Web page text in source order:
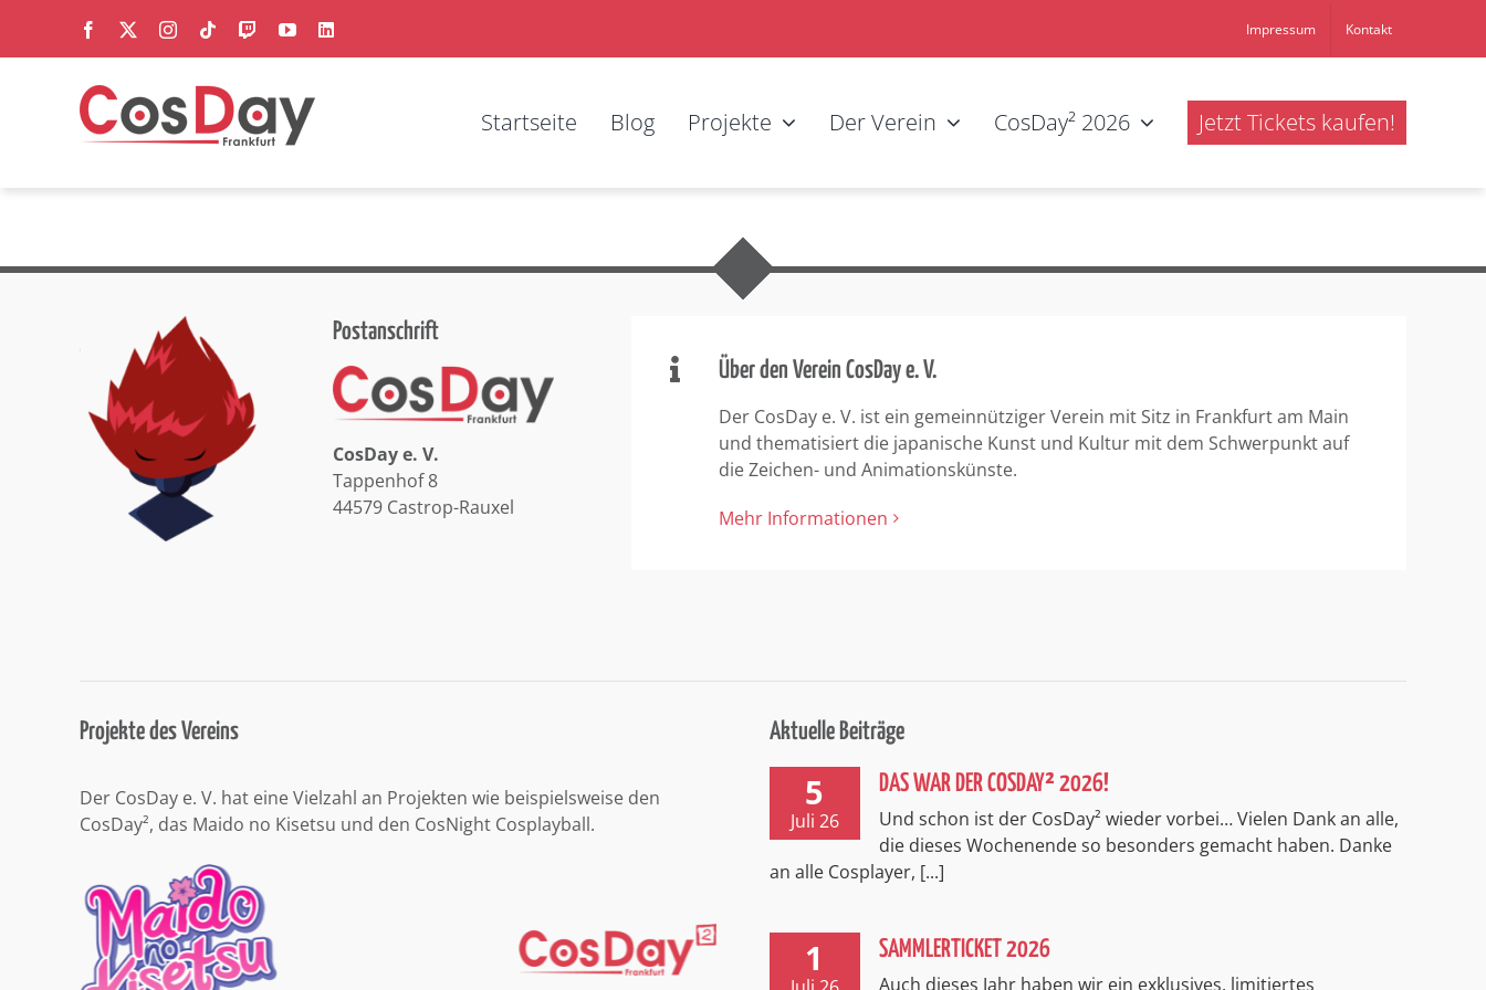
springen
Facebook Instagram
Tiktok TwitchYouTubeLinkedIn Impressum Kontakt
Startseite Blog Projekte Der Verein CosDay² 2026 Jetzt Tickets kaufen!
Postanschrift
CosDay e. V.
Tappenhof 8
44579 Castrop-Rauxel
Über den Verein CosDay e. V.
Der CosDay e. V. ist ein gemeinnütziger Verein mit Sitz in Frankfurt am Main
und thematisiert die japanische Kunst und Kultur mit dem Schwerpunkt auf
die Zeichen- und Animationskünste.
Mehr Informationen
Projekte des Vereins
Der CosDay e. V. hat eine Vielzahl an Projekten wie beispielsweise den
CosDay², das Maido no Kisetsu und den CosNight Cosplayball.
Aktuelle Beiträge
5
Juli 26
DAS WAR DER COSDAY² 2026!
Und schon ist der CosDay² wieder vorbei… Vielen Dank an alle,
die dieses Wochenende so besonders gemacht haben. Danke
an alle Cosplayer, [...]
1 SAMMLERTICKET 2026
Auch dieses Jahr haben wir ein exklusives, limitiertes